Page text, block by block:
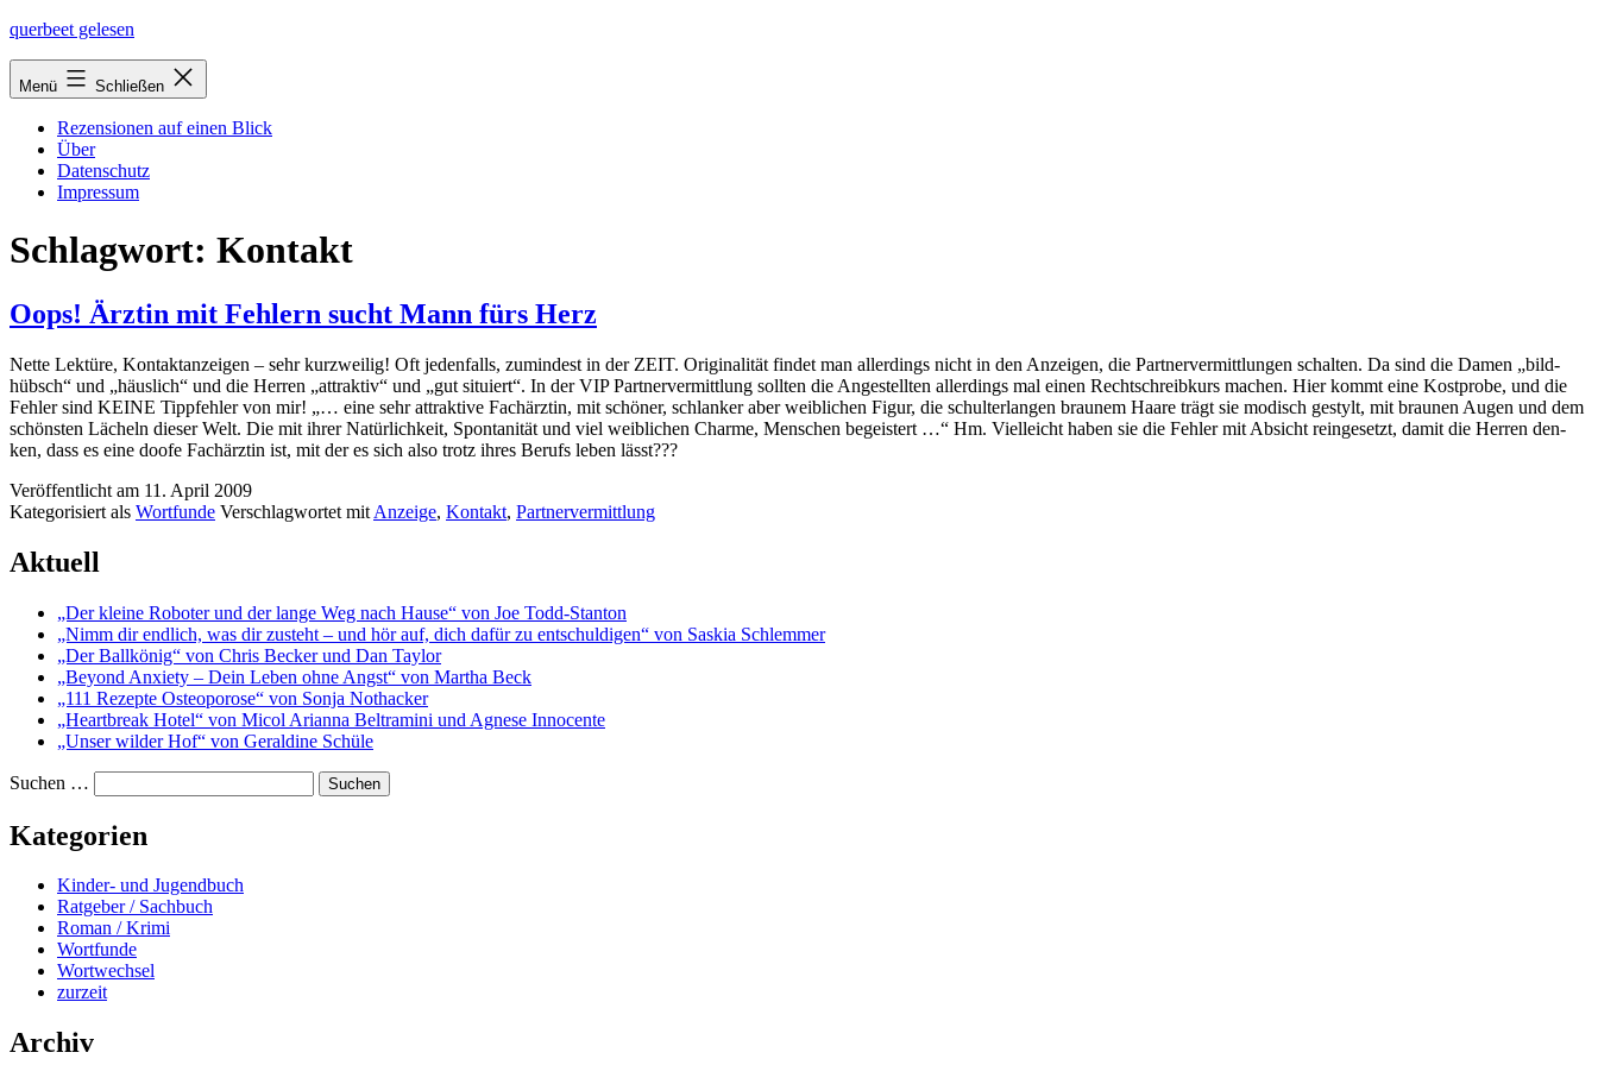
Zum
springen
querbeet gelesen
Menü Schließen
Rezensionen auf einen Blick
Über
Datenschutz
Impressum
Schlagwort: Kontakt
Oops! Ärztin mit Fehlern sucht Mann fürs Herz
Nette Lektüre, Kontaktanzeigen – sehr kurz­wei­lig! Oft jeden­falls, zumin­dest in der ZEIT. Originalität fin­det man aller­dings nicht in den Anzeigen, die Partnervermittlungen schal­ten. Da sind die Damen „bild­
hübsch“ und „häus­lich“ und die Herren „attrak­tiv“ und „gut situ­iert“. In der VIP Partnervermittlung soll­ten die Angestellten aller­dings mal einen Rechtschreibkurs machen. Hier kommt eine Kostprobe, und die
Fehler sind KEINE Tippfehler von mir! „… eine sehr attrak­ti­ve Fachärztin, mit schö­ner, schlan­ker aber weib­li­chen Figur, die schul­ter­lan­gen brau­nem Haare trägt sie modisch gestylt, mit brau­nen Augen und dem
schöns­ten Lächeln die­ser Welt. Die mit ihrer Natürlichkeit, Spontanität und viel weib­li­chen Charme, Menschen begeis­tert …“ Hm. Vielleicht haben sie die Fehler mit Absicht rein­ge­setzt, damit die Herren den­
ken, dass es eine doo­fe Fachärztin ist, mit der es sich also trotz ihres Berufs leben lässt???
Veröffentlicht am 11. April 2009
Kategorisiert als Wortfunde Verschlagwortet mit Anzeige, Kontakt, Partnervermittlung
Aktuell
„Der kleine Roboter und der lange Weg nach Hause“ von Joe Todd-Stanton
„Nimm dir endlich, was dir zusteht – und hör auf, dich dafür zu entschuldigen“ von Saskia Schlemmer
„Der Ballkönig“ von Chris Becker und Dan Taylor
„Beyond Anxiety – Dein Leben ohne Angst“ von Martha Beck
„111 Rezepte Osteoporose“ von Sonja Nothacker
„Heartbreak Hotel“ von Micol Arianna Beltramini und Agnese Innocente
„Unser wilder Hof“ von Geraldine Schüle
Suchen …
Kategorien
Kinder- und Jugendbuch
Ratgeber / Sachbuch
Roman / Krimi
Wortfunde
Wortwechsel
zurzeit
Archiv